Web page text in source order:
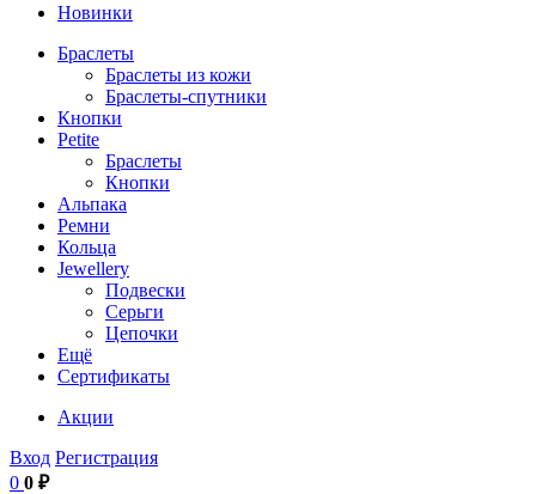
Новинки
Браслеты
Браслеты из кожи
Браслеты-спутники
Кнопки
Petite
Браслеты
Кнопки
Альпака
Ремни
Кольца
Jewellery
Подвески
Серьги
Цепочки
Ещё
Сертификаты
Акции
Вход Регистрация
0 0 ₽